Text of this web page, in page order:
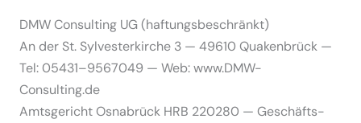
DMW Consulting UG (haftungs­be­schränkt)
An der St. Sylves­ter­kirche 3 — 49610 Quaken­brück —
Tel: 05431–9567049 — Web: www.DMW-
Consulting.de
Amtsge­richt Osnabrück HRB 220280 — Geschäfts­